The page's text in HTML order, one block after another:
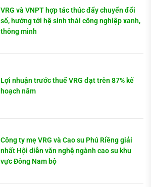
VRG và VNPT hợp tác thúc đẩy chuyển đổi
số, hướng tới hệ sinh thái công nghiệp xanh,
thông minh
Lợi nhuận trước thuế VRG đạt trên 87% kế
hoạch năm
Công ty mẹ VRG và Cao su Phú Riềng giải
nhất Hội diễn văn nghệ ngành cao su khu
vực Đông Nam bộ